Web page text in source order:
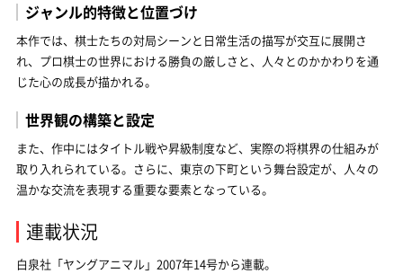
ジャンル的特徴と位置づけ
本作では、棋士たちの対局シーンと日常生活の描写が交互に展開さ
れ、プロ棋士の世界における勝負の厳しさと、人々とのかかわりを通
じた心の成長が描かれる。
世界観の構築と設定
また、作中にはタイトル戦や昇級制度など、実際の将棋界の仕組みが
取り入れられている。さらに、東京の下町という舞台設定が、人々の
温かな交流を表現する重要な要素となっている。
連載状況
白泉社「ヤングアニマル」2007年14号から連載。